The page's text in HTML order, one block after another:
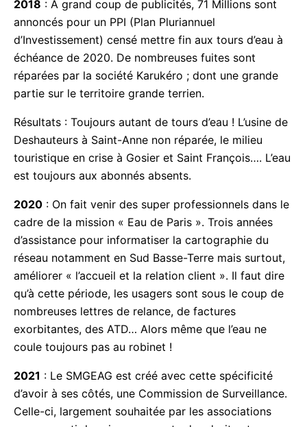
véritable chienlit à durée indéterminée ! :
2018: A grand coup de publicités, 71 Millions sont
annoncés pour un PPI (Plan Pluriannuel
d’Investissement) censé mettre fin aux tours d’eau
à échéance de 2020. De nombreuses fuites sont
réparées par la société Karukéro ; dont une grande
partie sur le territoire grande terrien.
Résultats : Toujours autant de tours d’eau ! L’usine
de Deshauteurs à Saint-Anne non réparée, le milieu
touristique en crise à Gosier et Saint François….
L’eau est toujours aux abonnés absents.
2020: On fait venir des super professionnels dans
le cadre de la mission « Eau de Paris ». Trois
années d’assistance pour informatiser la
cartographie du réseau notamment en Sud Basse-
Terre mais surtout, améliorer « l’accueil et la
relation client ». Il faut dire qu’à cette période, les
usagers sont sous le coup de nombreuses lettres
de relance, de factures exorbitantes, des ATD…
Alors même que l’eau ne coule toujours pas au
robinet !